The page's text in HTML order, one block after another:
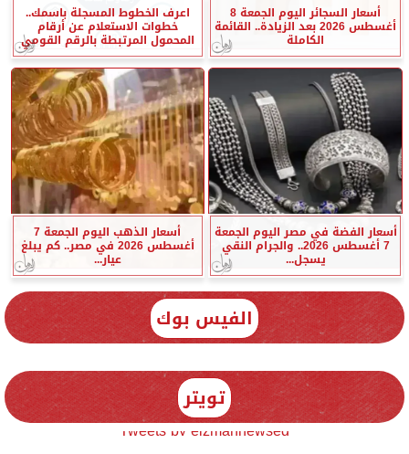
أسعار السجائر اليوم الجمعة 8
أغسطس 2026 بعد الزيادة.. القائمة
الكاملة
اعرف الخطوط المسجلة باسمك..
خطوات الاستعلام عن أرقام
المحمول المرتبطة بالرقم القومي
أسعار الفضة في مصر اليوم الجمعة
7 أغسطس 2026.. والجرام النقي
يسجل...
أسعار الذهب اليوم الجمعة 7
أغسطس 2026 في مصر.. كم يبلغ
عيار...
الفيس بوك
تويتر
Tweets by elzmannewseg